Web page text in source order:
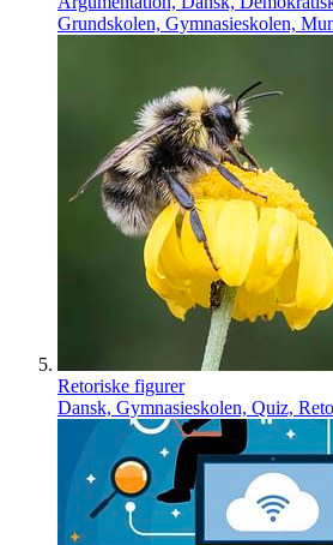
Grundskolen, Gymnasieskolen,
Retoriske figurer
Dansk, Gymnasieskolen, Quiz,